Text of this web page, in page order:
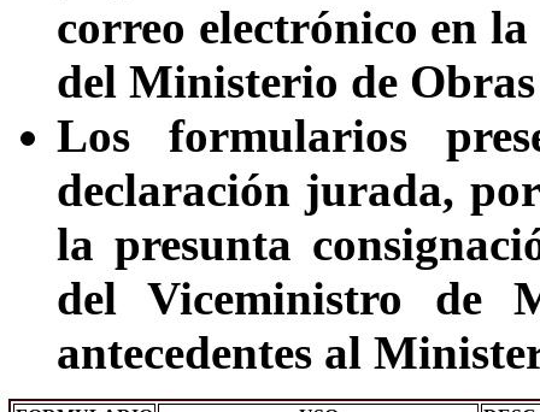
correo electrónico en
del Ministerio de
Los formularios
declaración jurada,
la presunta
del Viceministro de
antecedentes al